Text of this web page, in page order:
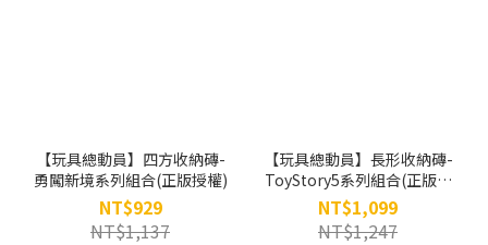
【玩具總動員】四方收納磚-
勇闖新境系列組合(正版授權)
NT$929
NT$1,137
【玩具總動員】長形收納磚-
ToyStory5系列組合(正版授
權)
NT$1,099
NT$1,247